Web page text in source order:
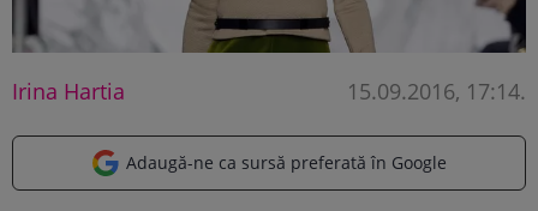
Irina Hartia 15.09.2016, 17:14.
Adaugă-ne ca sursă preferată în Google